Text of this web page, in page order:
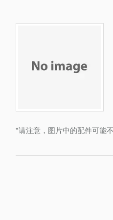
*请注意，图片中的配件可能